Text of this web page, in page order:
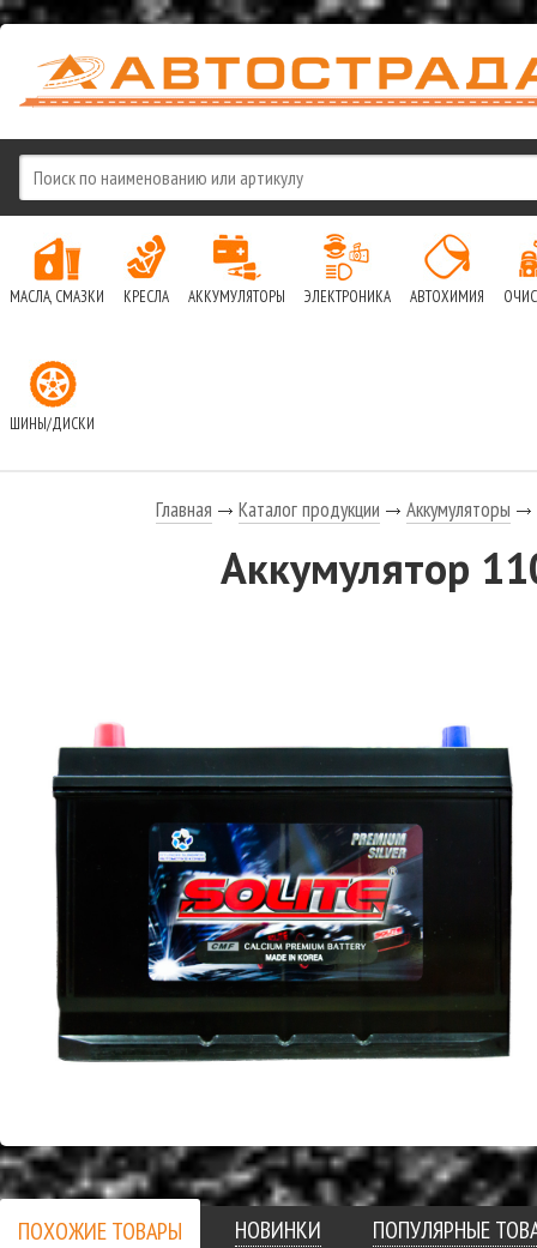
МАСЛА, СМАЗКИ КРЕСЛА АККУМУЛЯТОРЫ ЭЛЕКТРОНИКА АВТОХИМИЯ
ШИНЫ/ДИСКИ
Главная Каталог продукции Аккумуляторы
Аккумулятор
ПОХОЖИЕ ТОВАРЫ НОВИНКИ ПОПУЛЯРНЫЕ